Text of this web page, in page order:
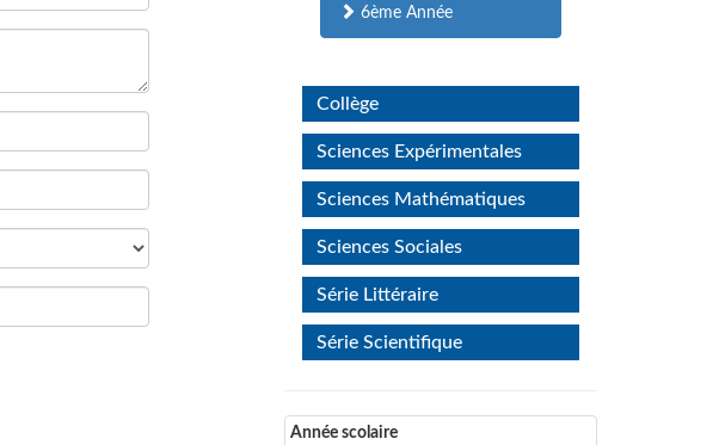
6ème Année
Collège
Sciences Expérimentales
Sciences Mathématiques
Sciences Sociales
Série Littéraire
Série Scientifique
Année scolaire